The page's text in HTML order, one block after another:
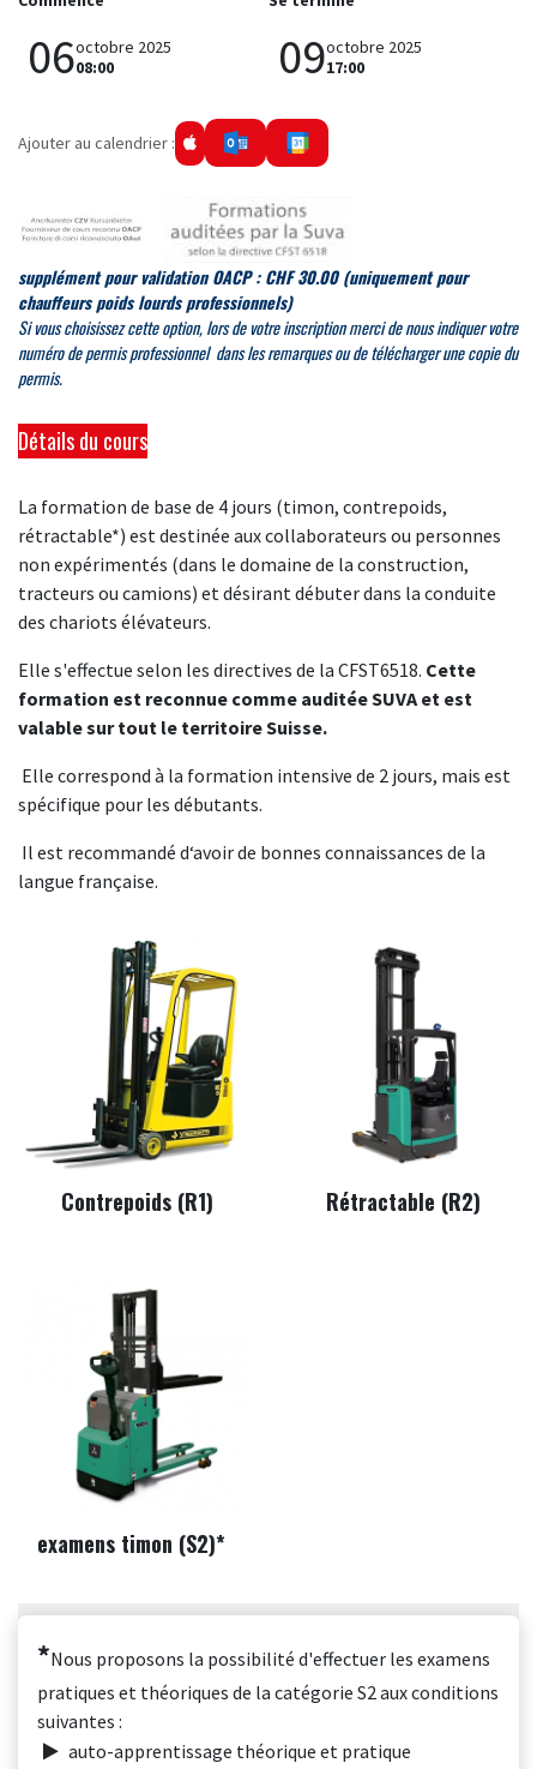
06octobre 2025
08:00
09octobre 2025
17:00
Ajouter au calendrier :
supplément pour validation OACP : CHF 30.00(uniquement pour
chauffeurs poids lourds professionnels)
Sivous choisissez cette option, lors de votre inscription merci denous indiquer votre
numéro de permis professionnel dans les remarques ou de télécharger une copie du
permis.
Détails du cours
La formation de base de 4 jours (timon, contrepoids,
rétractable*) est destinée aux collaborateurs ou personnes
non expérimentés (dans le domaine de la construction,
tracteurs ou camions) et désirant débuter dans la conduite
des chariots élévateurs.
Elle s'effectue selon les directives de la CFST6518. Cette
formation est reconnue comme auditée SUVA et est
valable sur tout le territoire Suisse.
Elle correspond à la formation intensive de 2 jours, mais est
spécifique pour les débutants.
Il est recommandé d‘avoir de bonnes connaissances de la
langue française.
Contrepoids (R1) Rétractable (R2)
examens timon (S2)*
*Nous proposons la possibilité d'effectuer les examens
pratiques et théoriques de la catégorie S2 aux conditions
suivantes :
auto-apprentissage théorique et pratique